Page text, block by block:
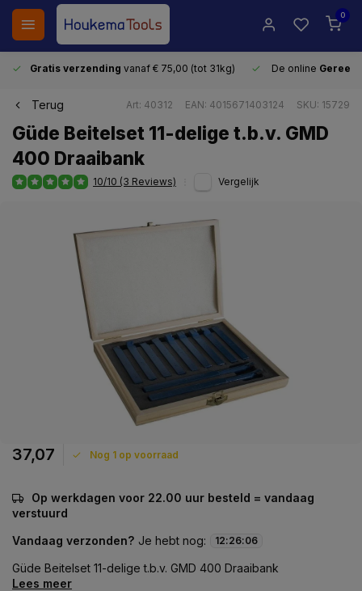
0
Gratis verzending vanaf € 75,00 (tot 31kg) De online
Terug Art: 40312 EAN: 4015671403124 SKU: 15729
Güde Beitelset 11-delige t.b.v. GMD
400 Draaibank
10/10 (3 Reviews) Vergelijk
37,07 Nog 1 op voorraad
Op werkdagen voor 22.00 uur besteld = vandaag
verstuurd
Vandaag verzonden? Je hebt nog: 12:26:06
Güde Beitelset 11-delige t.b.v. GMD 400 Draaibank
Lees meer